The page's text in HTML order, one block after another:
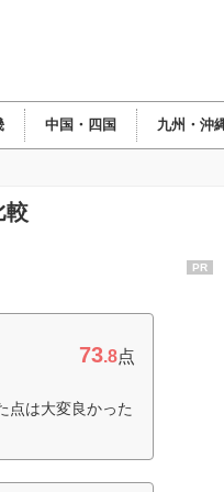
中国・四国 九州・沖
較
73.8点
点は大変良かった
PR